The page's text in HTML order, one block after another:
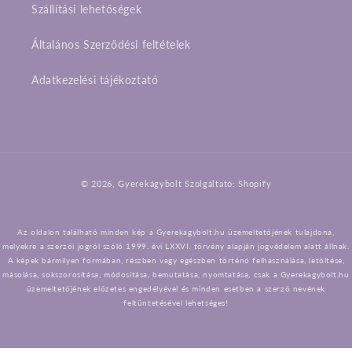
Szállítási lehetőségek
Általános Szerződési feltételek
Adatkezelési tájékoztató
© 2026,Gyerekágybolt Szolgáltató: Shopify
Az oldalon található minden kép a Gyerekagybolt.hu üzemeltetőjének tulajdona,
melyekre a szerzői jogról szóló 1999. évi LXXVI. törvény alapján jogvédelem alatt állnak.
A képek bármilyen formában, részben vagy egészben történő felhasználása, letöltése,
másolása, sokszorosítása, módosítása, bemutatása, nyomtatása, csak a Gyerekagybolt.hu
üzemeltetőjének előzetes engedélyével és minden esetben a szerző nevének
feltüntetésével lehetséges!